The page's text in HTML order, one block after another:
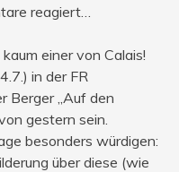
reagiert…
einer von Calais!
in der FR
Berger „Auf den
gestern sein.
besonders würdigen:
über diese (wie